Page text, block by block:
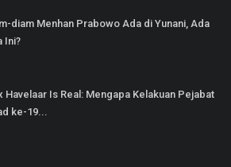
diam Menhan Prabowo Ada di Yunani, Ada
Ini?
Havelaar Is Real: Mengapa Kelakuan Pejabat
ke-19...